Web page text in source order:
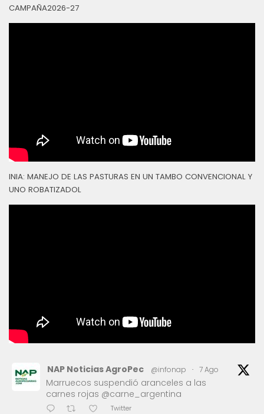
CAMPAÑA2026-27
INIA: MANEJO DE LAS PASTURAS EN UN TAMBO CONVENCIONAL Y
UNO ROBATIZADOL
NAP Noticias AgroPec @infonap · 7 Ago
Marruecos suspendió aranceles a las
carnes rojas @carne_argentina
Twitter